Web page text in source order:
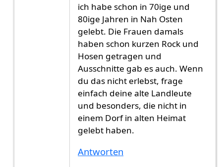
ich habe schon in 70ige und
80ige Jahren in Nah Osten
gelebt. Die Frauen damals
haben schon kurzen Rock und
Hosen getragen und
Ausschnitte gab es auch. Wenn
du das nicht erlebst, frage
einfach deine alte Landleute
und besonders, die nicht in
einem Dorf in alten Heimat
gelebt haben.
Antworten